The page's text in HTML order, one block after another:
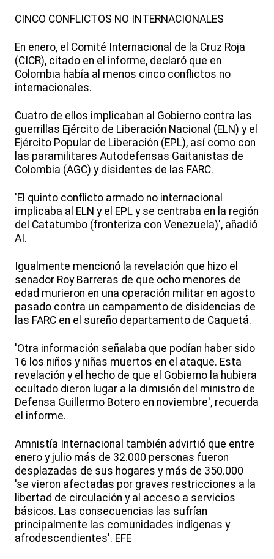
CINCO CONFLICTOS NO INTERNACIONALES
En enero, el Comité Internacional de la Cruz Roja
(CICR), citado en el informe, declaró que en
Colombia había al menos cinco conflictos no
internacionales.
Cuatro de ellos implicaban al Gobierno contra las
guerrillas Ejército de Liberación Nacional (ELN) y el
Ejército Popular de Liberación (EPL), así como con
las paramilitares Autodefensas Gaitanistas de
Colombia (AGC) y disidentes de las FARC.
'El quinto conflicto armado no internacional
implicaba al ELN y el EPL y se centraba en la región
del Catatumbo (fronteriza con Venezuela)', añadió
AI.
Igualmente mencionó la revelación que hizo el
senador Roy Barreras de que ocho menores de
edad murieron en una operación militar en agosto
pasado contra un campamento de disidencias de
las FARC en el sureño departamento de Caquetá.
'Otra información señalaba que podían haber sido
16 los niños y niñas muertos en el ataque. Esta
revelación y el hecho de que el Gobierno la hubiera
ocultado dieron lugar a la dimisión del ministro de
Defensa Guillermo Botero en noviembre', recuerda
el informe.
Amnistía Internacional también advirtió que entre
enero y julio más de 32.000 personas fueron
desplazadas de sus hogares y más de 350.000
'se vieron afectadas por graves restricciones a la
libertad de circulación y al acceso a servicios
básicos. Las consecuencias las sufrían
principalmente las comunidades indígenas y
afrodescendientes'. EFE